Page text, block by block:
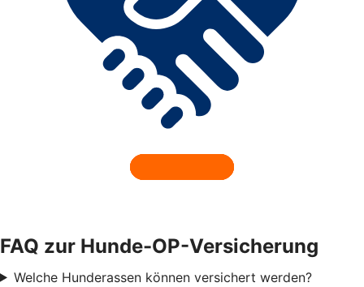
FAQ zur Hunde-OP-Versicherung
Welche Hunderassen können versichert werden?